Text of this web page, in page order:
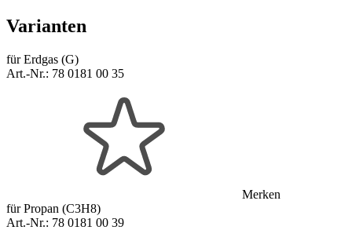
Varianten
für Erdgas (G)
Art.-Nr.: 78 0181 00 35
Merken
für Propan (C3H8)
Art.-Nr.: 78 0181 00 39